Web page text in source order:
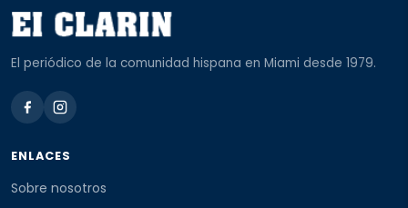
El periódico de la comunidad hispana en Miami desde 1979.
ENLACES
Sobre nosotros